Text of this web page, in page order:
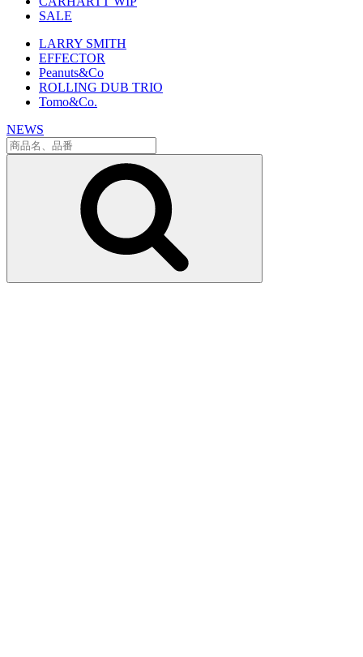
SALE
LARRY SMITH
EFFECTOR
Peanuts&Co
ROLLING DUB TRIO
Tomo&Co.
NEWS